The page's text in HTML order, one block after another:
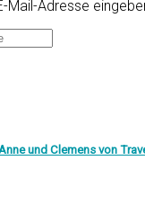
Mail-Adresse
und Clemens von